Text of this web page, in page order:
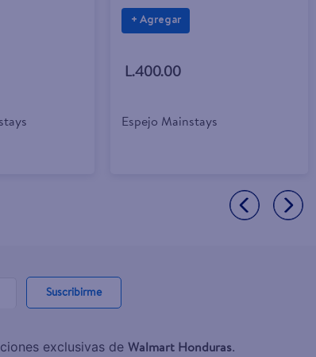
+ Agregar
L.400.00
Espejo Mainstays
Suscribirme
exclusivas de Walmart Honduras.